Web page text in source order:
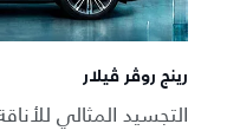
رينج روڤر ڤيلار
التجسيد المثالي